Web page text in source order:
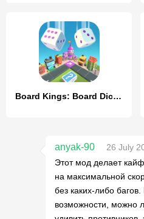
Board Kings: Board Dice Games
anyak-90
26 July
Этот мод делает
на максимальной
без каких-либо
возможности, можно